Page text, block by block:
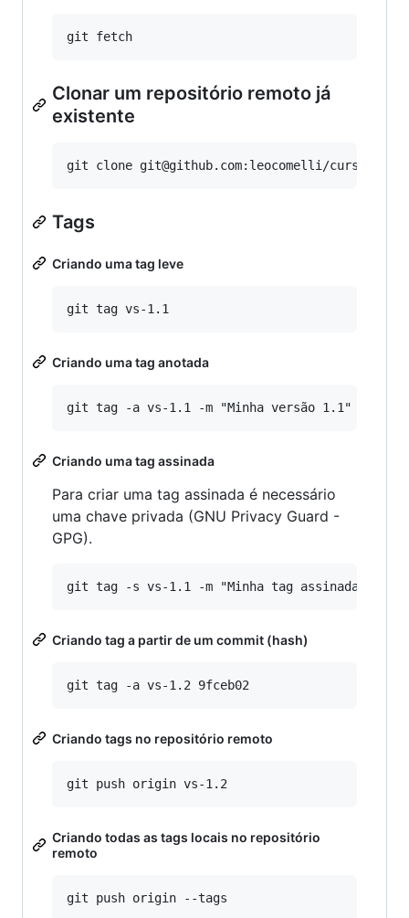
Clonar um repositório remoto já
existente
Tags
Criando uma tag leve
Criando uma tag anotada
Criando uma tag assinada
Para criar uma tag assinada é necessário
uma chave privada (GNU Privacy Guard -
GPG).
Criando tag a partir de um commit (hash)
Criando tags no repositório remoto
Criando todas as tags locais no repositório
remoto